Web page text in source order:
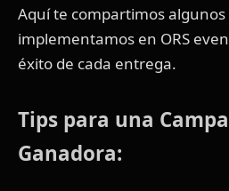
Aquí te compartimos
implementamos en ORS
éxito de cada entrega.
Tips para una
Ganadora: